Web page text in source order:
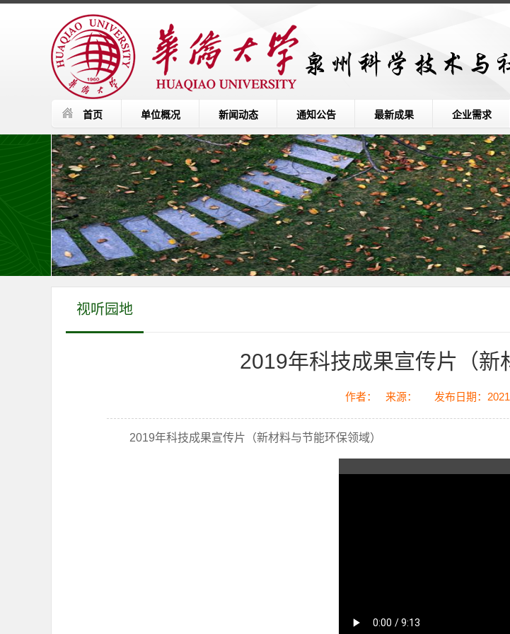
首页 单位概况 新闻动态 通知公告 最新成果 企业需求
视听园地
2019年科技成果宣传片（新
作者： 来源： 发布日期：
2019年科技成果宣传片（新材料与节能环保领域）